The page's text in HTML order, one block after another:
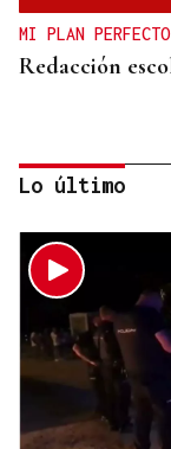
MI PLAN PERFECTO
Redacción
El
Lo último